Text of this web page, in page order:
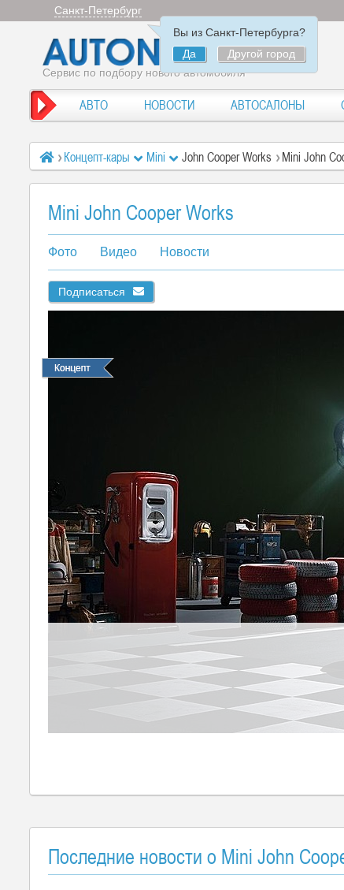
Санкт-Петербург
Вы из Санкт-Петербурга?
Да
Другой город
Сервис по подбору нового автомобиля
АВТО НОВОСТИ АВТОСАЛОНЫ
Концепт-кары Mini John Cooper Works Mini John
Mini John Cooper Works
Фото Видео Новости
Подписаться
Последние новости о Mini John